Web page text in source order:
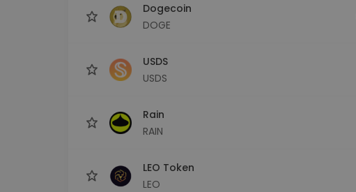
Dogecoin
DOGE
USDS
USDS
Rain
RAIN
LEO Token
LEO